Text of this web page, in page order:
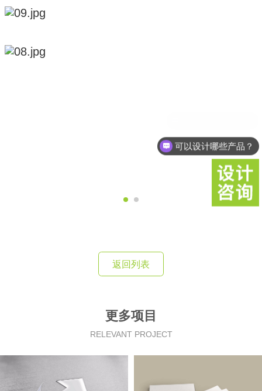
返回列表
更多项目
RELEVANT PROJECT
可以设计哪些产品？